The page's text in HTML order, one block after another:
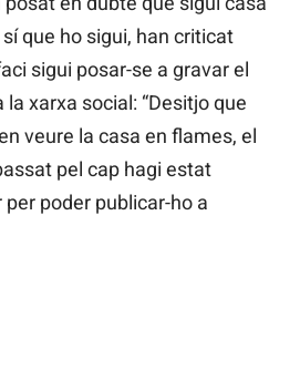
que ho sigui, han criticat
sigui posar-se a gravar el
xarxa social: “Desitjo que
veure la casa en flames, el
pel cap hagi estat
poder publicar-ho a